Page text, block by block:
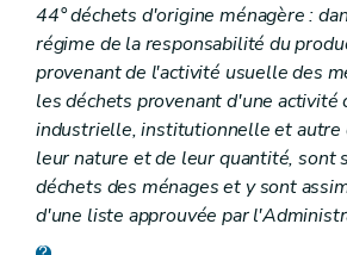
44° déchets d'origine ménagère :
régime de la responsabilité du
provenant de l'activité usuelle des
les déchets provenant d'une activité
industrielle, institutionnelle et autre
leur nature et de leur quantité, sont
déchets des ménages et y sont
d'une liste approuvée par